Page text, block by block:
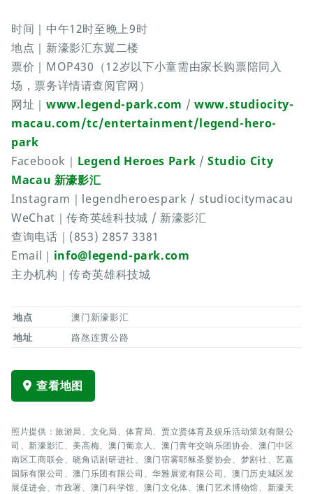
时间｜中午12时至晚上9时
地点｜新濠影汇东翼二楼
票价｜MOP430（12岁以下小童需由家长购票陪同入
场，票务详情请查阅官网）
网址｜ www.legend-park.com /www.studiocity-
macau.com/tc/entertainment/legend-hero-
park
Facebook｜ Legend Heroes Park /Studio City
Macau 新濠影汇
Instagram｜legendheroespark / studiocitymacau
WeChat｜传奇英雄科技城 / 新濠影汇
查询电话｜(853) 2857 3381
Email｜ info@legend-park.com
主办机构｜传奇英雄科技城
地点
澳门新濠影汇
地址
路氹连贯公路
查看地图
照片提供：旅游局、文化局、体育局、贾立贤体育及娱乐活动策划有限公
司、新濠影汇、美高梅、澳门葡京人、澳门青年交响乐团协会、澳门中区
南区工商联会、晓角话剧研进社、澳门宿雾耶稣圣婴协会、梦剧社、艺嘉
国际有限公司、澳门乐团有限公司、华雅展览有限公司、澳门历史城区发
展促进会、市政署、澳门科学馆、澳门文化体、澳门艺术博物馆、新濠天